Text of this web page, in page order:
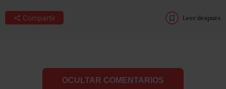
Compartir Leer después
OCULTAR COMENTARIOS